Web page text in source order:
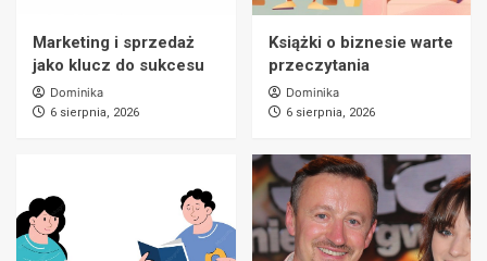
Marketing i sprzedaż
jako klucz do sukcesu
Dominika
6 sierpnia, 2026
Książki o biznesie warte
przeczytania
Dominika
6 sierpnia, 2026